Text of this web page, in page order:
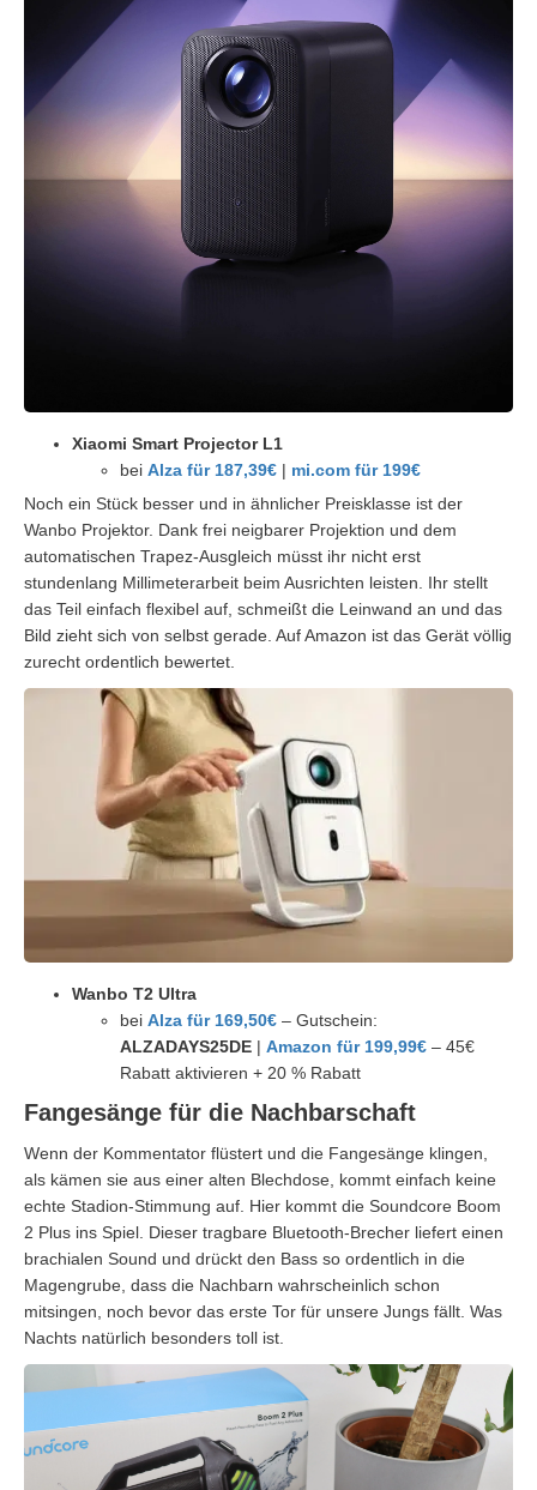
Xiaomi Smart Projector L1
bei Alza für 187,39€ | mi.com für 199€
Noch ein Stück besser und in ähnlicher Preisklasse ist der
Wanbo Projektor. Dank frei neigbarer Projektion und dem
automatischen Trapez-Ausgleich müsst ihr nicht erst
stundenlang Millimeterarbeit beim Ausrichten leisten. Ihr stellt
das Teil einfach flexibel auf, schmeißt die Leinwand an und das
Bild zieht sich von selbst gerade. Auf Amazon ist das Gerät völlig
zurecht ordentlich bewertet.
Wanbo T2 Ultra
bei Alza für 169,50€ – Gutschein:
ALZADAYS25DE | Amazon für 199,99€ – 45€
Rabatt aktivieren + 20 % Rabatt
Fangesänge für die Nachbarschaft
Wenn der Kommentator flüstert und die Fangesänge klingen,
als kämen sie aus einer alten Blechdose, kommt einfach keine
echte Stadion-Stimmung auf. Hier kommt die Soundcore Boom
2 Plus ins Spiel. Dieser tragbare Bluetooth-Brecher liefert einen
brachialen Sound und drückt den Bass so ordentlich in die
Magengrube, dass die Nachbarn wahrscheinlich schon
mitsingen, noch bevor das erste Tor für unsere Jungs fällt. Was
Nachts natürlich besonders toll ist.